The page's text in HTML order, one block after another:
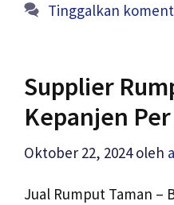
Tinggalkan
Supplier
Kepanjen
Oktober 22, 2024 oleh
Jual Rumput Taman –